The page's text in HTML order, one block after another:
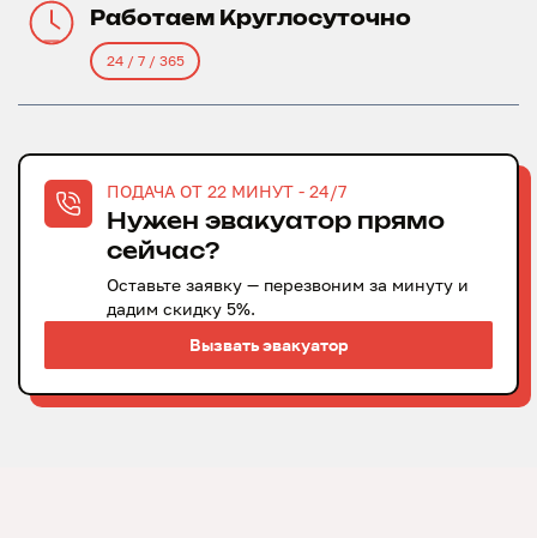
Работаем Круглосуточно
24 / 7 / 365
ПОДАЧА ОТ 22 МИНУТ - 24/7
Нужен эвакуатор прямо
сейчас?
Оставьте заявку — перезвоним за минуту и
дадим скидку 5%.
Вызвать эвакуатор